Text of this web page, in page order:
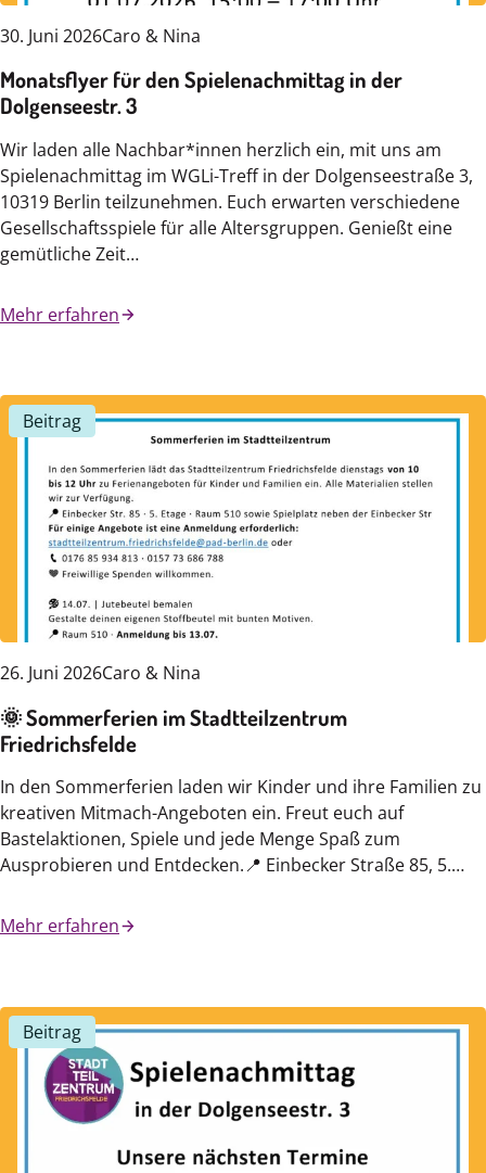
30. Juni 2026Caro & Nina
Monatsflyer für den Spielenachmittag in der
Dolgenseestr. 3
Wir laden alle Nachbar*innen herzlich ein, mit uns am
Spielenachmittag im WGLi-Treff in der Dolgenseestraße 3,
10319 Berlin teilzunehmen. Euch erwarten verschiedene
Gesellschaftsspiele für alle Altersgruppen. Genießt eine
gemütliche Zeit…
Mehr erfahren
26. Juni 2026Caro & Nina
🌞 Sommerferien im Stadtteilzentrum
Friedrichsfelde
In den Sommerferien laden wir Kinder und ihre Familien zu
kreativen Mitmach-Angeboten ein. Freut euch auf
Bastelaktionen, Spiele und jede Menge Spaß zum
Ausprobieren und Entdecken.📍 Einbecker Straße 85, 5.…
Mehr erfahren
Beitrag
Beitrag